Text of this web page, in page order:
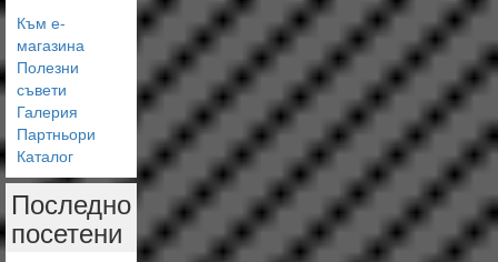
Към е-
магазина
Полезни
съвети
Галерия
Партньори
Каталог
Последно
посетени